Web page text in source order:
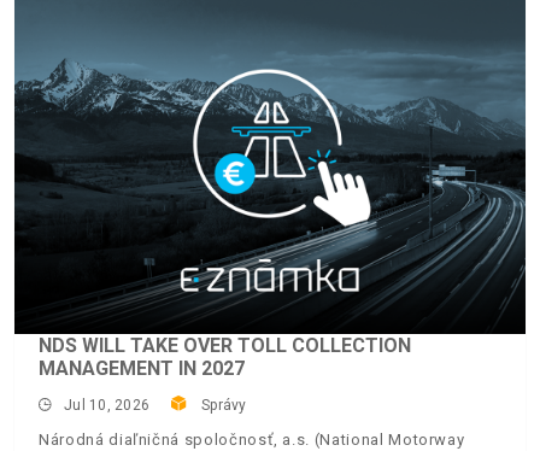
NDS WILL TAKE OVER TOLL COLLECTION
MANAGEMENT IN 2027
Jul 10, 2026 Správy
Národná diaľničná spoločnosť, a.s. (National Motorway